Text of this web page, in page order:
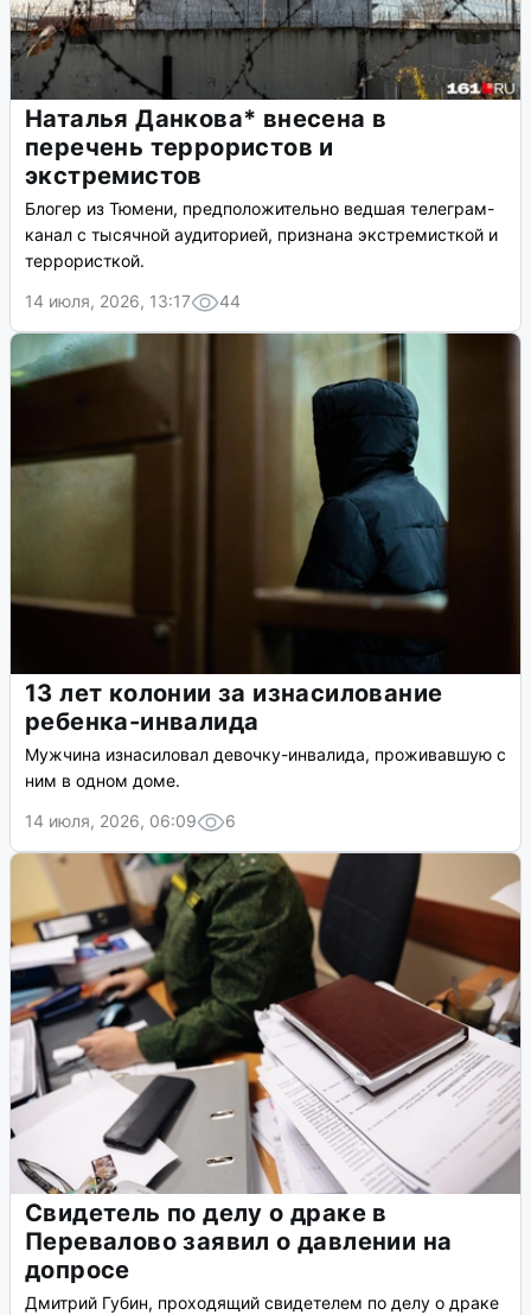
Наталья Данкова* внесена в
перечень террористов и
экстремистов
Блогер из Тюмени, предположительно ведшая телеграм-
канал с тысячной аудиторией, признана экстремисткой и
террористкой.
14 июля, 2026, 13:17
44
13 лет колонии за изнасилование
ребенка-инвалида
Мужчина изнасиловал девочку-инвалида, проживавшую с
ним в одном доме.
14 июля, 2026, 06:09
6
Свидетель по делу о драке в
Перевалово заявил о давлении на
допросе
Дмитрий Губин, проходящий свидетелем по делу о драке